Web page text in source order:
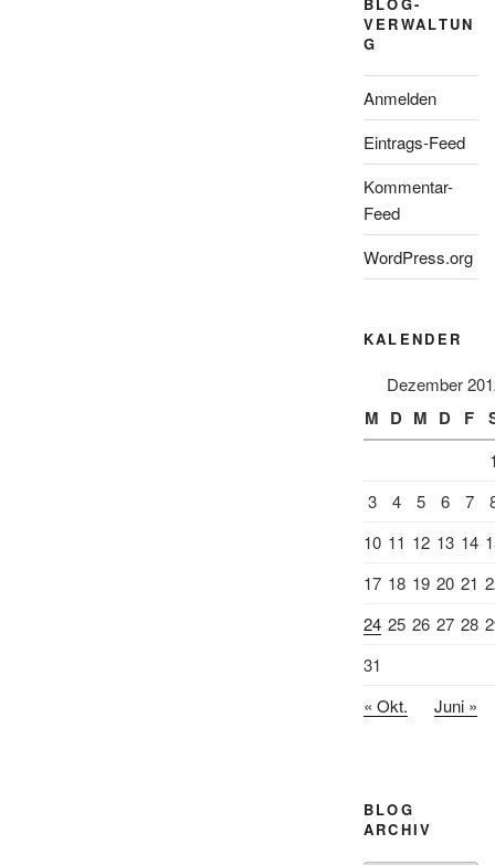
VERWALTUN
G
Anmelden
Eintrags-Feed
Kommentar-
Feed
WordPress.org
KALENDER
Dezember
M D M D F
3
4 5 6 7
10 11 12 13 14
17 18 19 20 21
24 25 26 27 28
31
« Okt.
Juni »
BLOG
ARCHIV